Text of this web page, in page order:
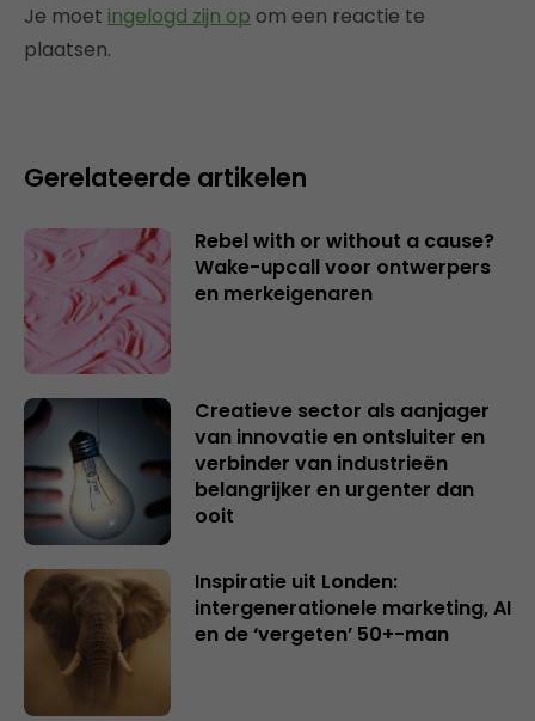
Je moet ingelogd zijn op om een reactie te
plaatsen.
Gerelateerde artikelen
Rebel with or without a cause?
Wake-upcall voor ontwerpers
en merkeigenaren
Creatieve sector als aanjager
van innovatie en ontsluiter en
verbinder van industrieën
belangrijker en urgenter dan
ooit
Inspiratie uit Londen:
intergenerationele marketing, AI
en de ‘vergeten’ 50+-man